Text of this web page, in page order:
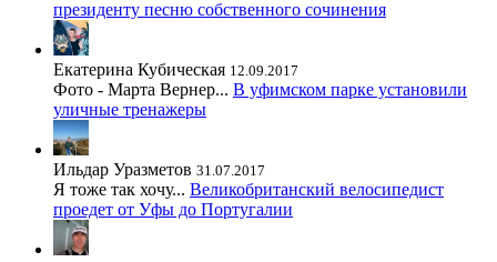
президенту песню собственного сочинения
Екатерина Кубическая 12.09.2017
Фото - Марта Вернер... В уфимском парке установили
уличные тренажеры
Ильдар Уразметов 31.07.2017
Я тоже так хочу... Великобританский велосипедист
проедет от Уфы до Португалии